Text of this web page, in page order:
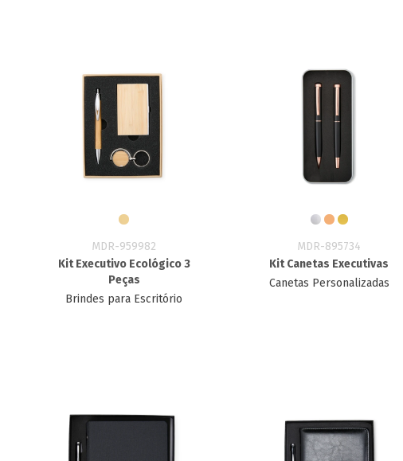
MDR-959982
Kit Executivo Ecológico 3
Peças
Brindes para Escritório
MDR-895734
Kit Canetas Executivas
Canetas Personalizadas